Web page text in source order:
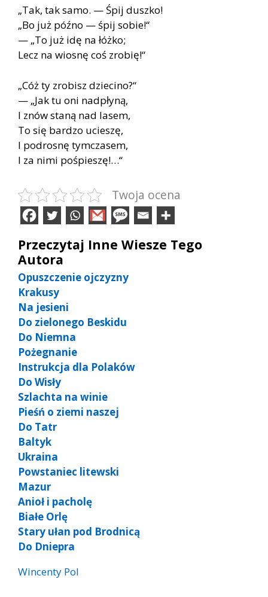
„Tak, tak samo. — Śpij dusz­ko!
„Bo już póź­no — śpij so­bie!“
— „To już idę na łóż­ko;
Lecz na wio­snę coś zro­bię!“
„Cóż ty zro­bisz dzie­ci­no?“
— „Jak tu oni nad­pły­ną,
I znów sta­ną nad la­sem,
To się bar­dzo ucie­szę,
I pod­ro­snę tym­cza­sem,
I za nimi po­śpie­szę!…“
Twoja ocena
Przeczytaj Inne Wiesze Tego
Autora
Opuszczenie ojczyzny
Krakusy
Na jesieni
Do zielonego Beskidu
Do Niemna
Pożegnanie
Instrukcja dla Polaków
Do Wisły
Szlachta na winie
Pieśń o ziemi naszej
Do Tatr
Baltyk
Ukraina
Powstaniec litewski
Mazur
Anioł i pacholę
Białe Orlę
Stary ułan pod Brodnicą
Do Dniepra
Wincenty Pol